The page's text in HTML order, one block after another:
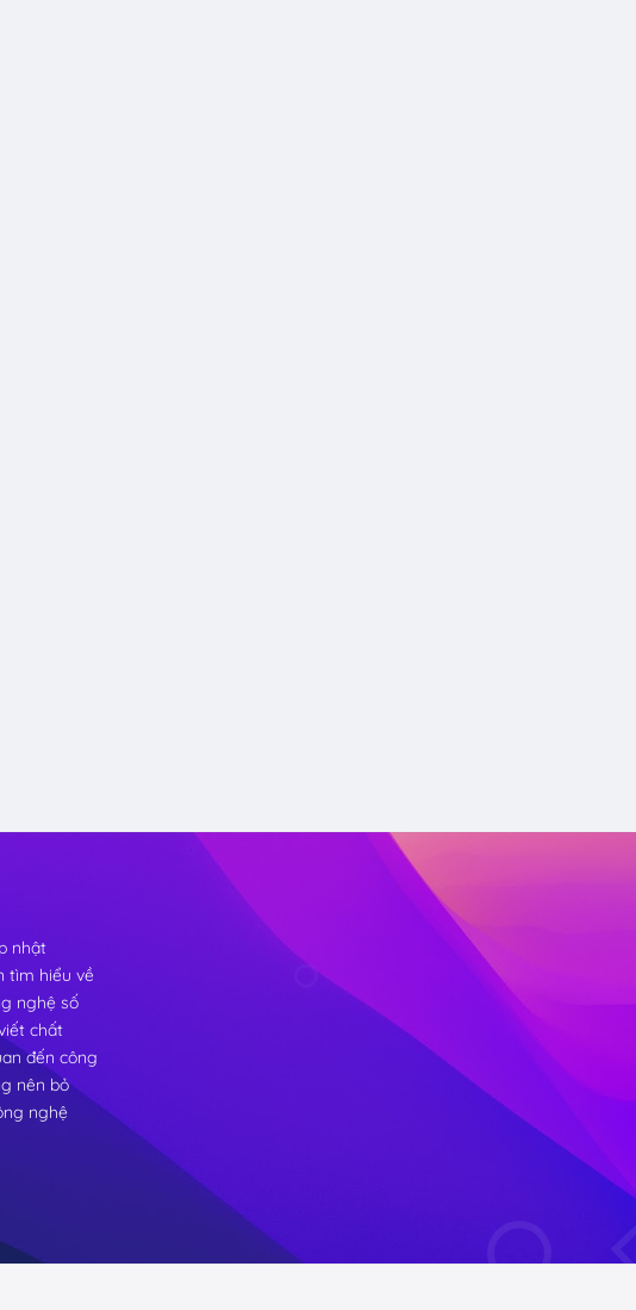
nhật
tìm hiểu về
nghệ số
chất
đến công
nên bỏ
nghệ